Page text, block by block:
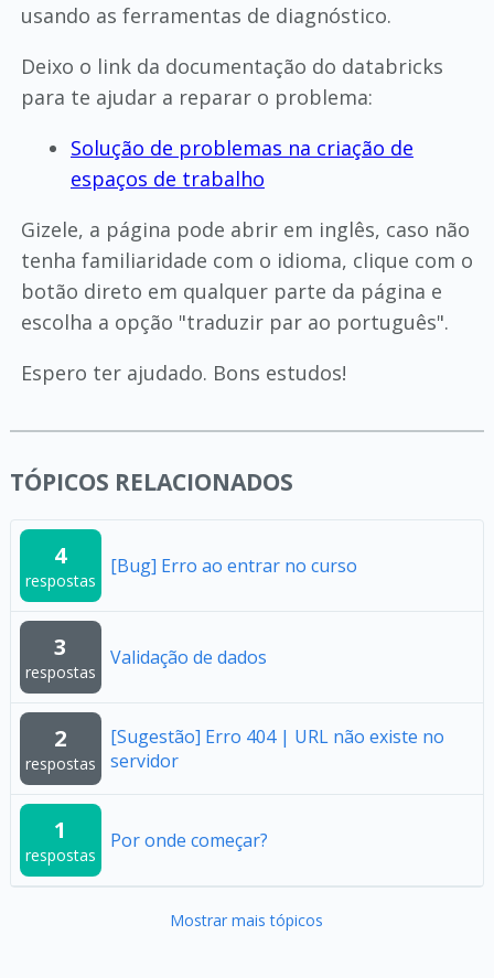
usando as ferramentas de diagnóstico.
Deixo o link da documentação do databricks
para te ajudar a reparar o problema:
Solução de problemas na criação de
espaços de trabalho
Gizele, a página pode abrir em inglês, caso não
tenha familiaridade com o idioma, clique com o
botão direto em qualquer parte da página e
escolha a opção "traduzir par ao português".
Espero ter ajudado. Bons estudos!
TÓPICOS RELACIONADOS
4
respostas
[Bug] Erro ao entrar no curso
3
respostas
Validação de dados
2
respostas
[Sugestão] Erro 404 | URL não existe no
servidor
1
respostas
Por onde começar?
Mostrar mais tópicos